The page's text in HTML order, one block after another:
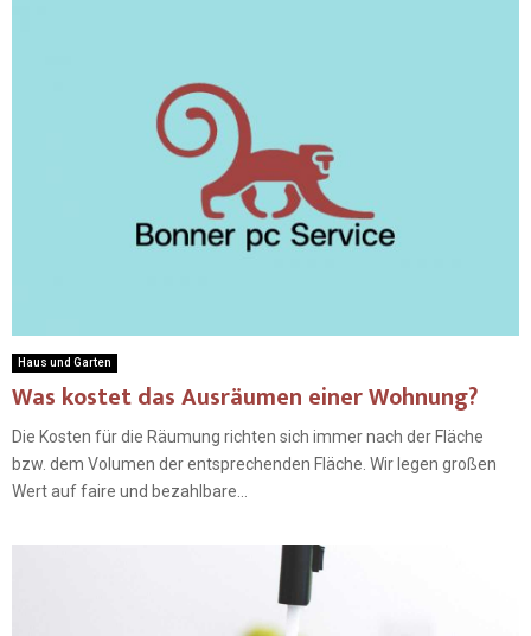
Haus und Garten
Was kostet das Ausräumen einer Wohnung?
Die Kosten für die Räumung richten sich immer nach der Fläche
bzw. dem Volumen der entsprechenden Fläche. Wir legen großen
Wert auf faire und bezahlbare...